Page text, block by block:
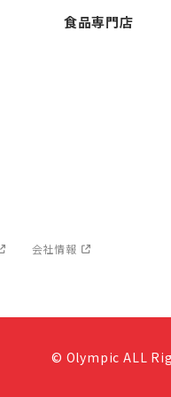
食品専門店
会社情報
© Olympic ALL